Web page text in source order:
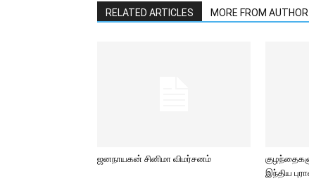
RELATED ARTICLES MORE FROM AUTHOR
ஜனநாயகன் சினிமா விமர்சனம்
இந்திய